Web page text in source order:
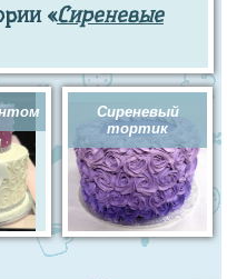
«Сиреневые
Сиреневый
тортик